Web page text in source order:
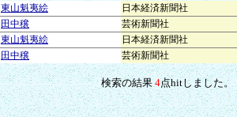
東山魁夷絵 日本経済新聞社
田中穣 芸術新聞社
東山魁夷絵 日本経済新聞社
田中穣 芸術新聞社
検索の結果4点hitしました。